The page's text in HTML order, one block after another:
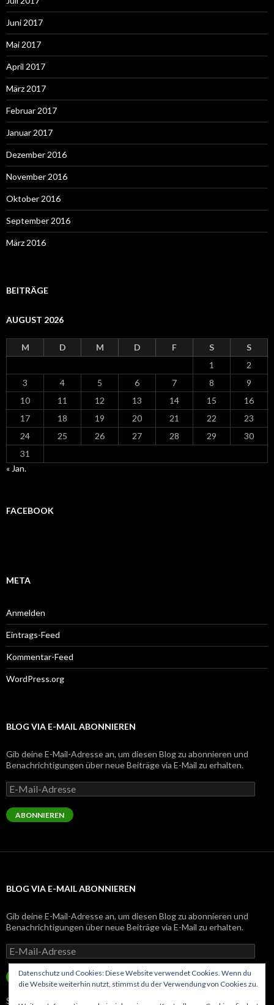
Juni 2017
Mai 2017
April 2017
März 2017
Februar 2017
Januar 2017
Dezember 2016
November 2016
Oktober 2016
September 2016
März 2016
BEITRÄGE
AUGUST 2026
M D M D F S
S
1
2
3
4 5 6 7 8
9
10
11 12 13 14 15
16
17
18 19 20 21 22
23
24
25 26 27 28 29
30
31
« Jan.
FACEBOOK
META
Anmelden
Eintrags-Feed
Kommentar-Feed
WordPress.org
BLOG VIA E-MAIL ABONNIEREN
Gib deine E-Mail-Adresse an, um diesen Blog zu abonnieren und
Benachrichtigungen über neue Beiträge via E-Mail zu erhalten.
E-
Mail-
Adresse
ABONNIEREN
BLOG VIA E-MAIL ABONNIEREN
Gib deine E-Mail-Adresse an, um diesen Blog zu abonnieren und
Benachrichtigungen über neue Beiträge via E-Mail zu erhalten.
E-
Mail-
Adresse
ABONNIEREN
Schließe dich 143 anderen Abonnenten an
Datenschutz und Cookies: Diese Website verwendet Cookies. Wenn du
die Website weiterhin nutzt, stimmst du der Verwendung von Cookies zu.